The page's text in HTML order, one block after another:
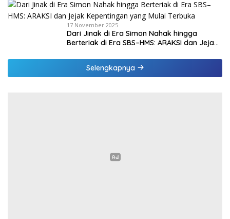
17 November 2025
Dari Jinak di Era Simon Nahak hingga
Berteriak di Era SBS–HMS: ARAKSI dan Jejak
Selengkapnya